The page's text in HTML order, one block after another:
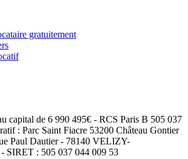
gratuitement
capital de 6 990 495€ - RCS Paris B 505 037
: Parc Saint Fiacre 53200 Château Gontier
Paul Dautier - 78140 VELIZY-
: 505 037 044 009 53